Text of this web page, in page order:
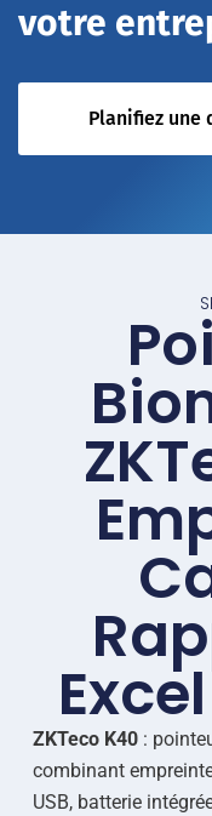
votre
Planifiez une
ZKTeco K40:
combinant
USB, batterie